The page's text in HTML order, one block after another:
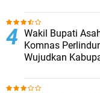
Wakil Bupati
Komnas
Wujudkan